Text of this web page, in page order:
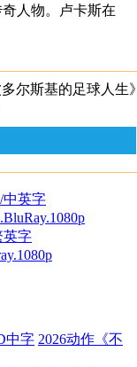
人物。卢卡斯在
尔斯基的足球人生
中英字
英字
2026动作《不